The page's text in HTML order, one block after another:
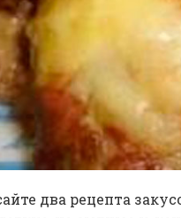
два рецепта